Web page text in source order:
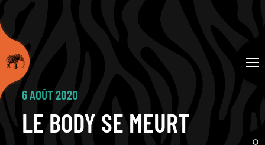
6 AOÛT 2020
LE BODY SE MEURT